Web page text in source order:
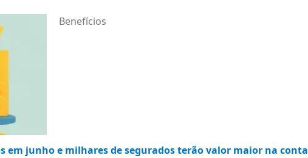
Benefícios
em junho e milhares de segurados terão valor maior na conta